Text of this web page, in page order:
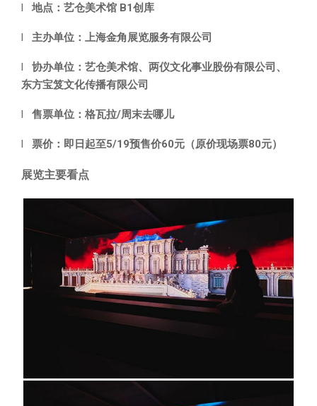
l 地点：艺仓美术馆 B1创库
l 主办单位：上海金角展览服务有限公司
l 协办单位：艺仓美术馆、两仪文化事业股份有限公司、
东方宝笈文化传播有限公司
l 售票单位：格瓦拉/周末去哪儿
l 票价：即日起至5/19预售价60元（原价现场票80元）
展览主要看点